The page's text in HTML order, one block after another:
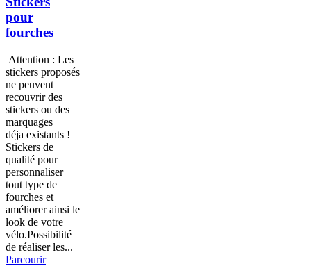
pour
fourches
Attention : Les
stickers proposés
ne peuvent
recouvrir des
stickers ou des
marquages
déja existants !
Stickers de
qualité pour
personnaliser
tout type de
fourches et
améliorer ainsi le
look de votre
vélo.Possibilité
de réaliser les...
Parcourir